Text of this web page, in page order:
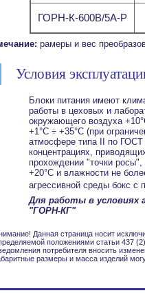
ГОРН-К-600В/5А-Р
рамеры и вес
Условия
Блоки питания имеют
работы в цеховых и
окружающего воздуха
+1°С ÷ +35°С (при
атмосфере типа II по
концентрациях,
прохождении "точки росы",
+20°С и влажности не
агрессивной среды бокс с
Для работы в условиях
"ГОРН-КГ"
Данная страница носит
положениями статьи 437
потребителя вносить
размеры и масса изделий